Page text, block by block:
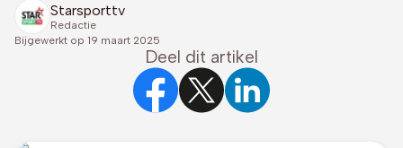
Starsporttv
Redactie
Bijgewerkt op 19 maart 2025
Deel dit artikel